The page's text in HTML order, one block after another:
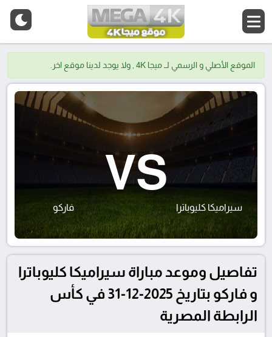
الموقع الأصلي و الرسمي لــ ميجا 4K , ولا يوجد لدينا موقع اخر.
سيراميكا كليوباترا
VS
فاركو
تفاصيل وموعد مباراة سيراميكا كليوباترا
و فاركو بتاريخ 2025-12-31 في كأس
الرابطة المصرية